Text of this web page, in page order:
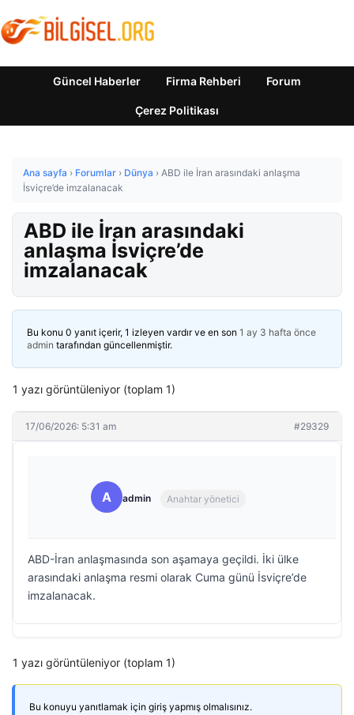
Güncel Haberler Firma Rehberi Forum
Çerez Politikası
Ana sayfa › Forumlar › Dünya › ABD ile İran arasındaki anlaşma
İsviçre’de imzalanacak
ABD ile İran arasındaki
anlaşma İsviçre’de
imzalanacak
Bu konu 0 yanıt içerir, 1 izleyen vardır ve en son 1 ay 3 hafta önce
admin tarafından güncellenmiştir.
1 yazı görüntüleniyor (toplam 1)
17/06/2026: 5:31 am #29329
A admin Anahtar yönetici
ABD-İran anlaşmasında son aşamaya geçildi. İki ülke
arasındaki anlaşma resmi olarak Cuma günü İsviçre’de
imzalanacak.
1 yazı görüntüleniyor (toplam 1)
Bu konuyu yanıtlamak için giriş yapmış olmalısınız.